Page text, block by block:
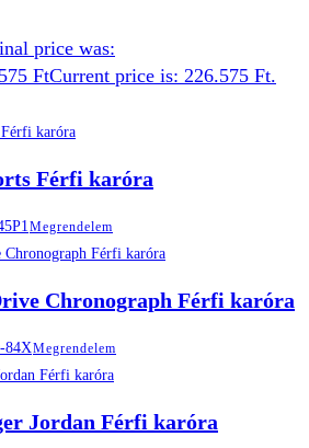
price was:
FtCurrent price is: 226.575 Ft.
Férfi karóra
Megrendelem
Chronograph Férfi karóra
84XMegrendelem
Jordan Férfi karóra